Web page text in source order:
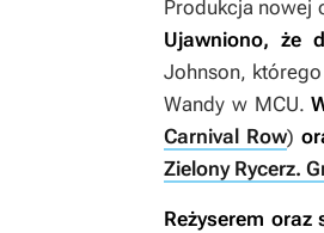
Produkcja nowej
Ujawniono, że
Johnson,
Wandy w MCU.
Carnival Row)
Zielony Rycerz.
Reżyserem oraz